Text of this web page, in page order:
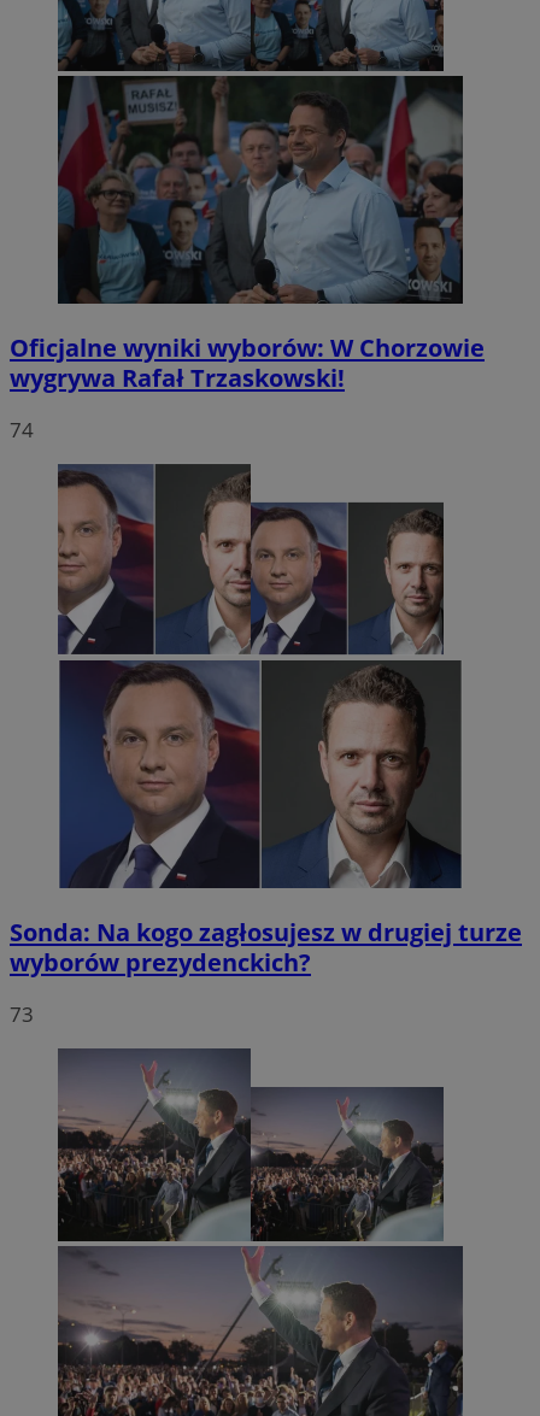
Oficjalne wyniki wyborów: W Chorzowie
wygrywa Rafał Trzaskowski!
74
Sonda: Na kogo zagłosujesz w drugiej turze
wyborów prezydenckich?
73